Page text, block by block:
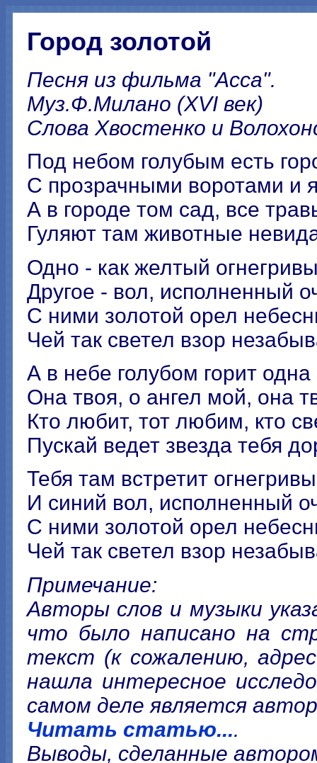
Город золотой
Песня из фильма "Асса".
Муз.Ф.Милано (XVI век)
Cлова Хвостенко и
Под небом голубым есть
С прозрачными воротами и
А в городе том сад, все
Гуляют там животные
Одно - как желтый
Другое - вол, исполненный
С ними золотой орел
Чей так светел взор
А в небе голубом горит одна
Она твоя, о ангел мой, она
Кто любит, тот любим, кто
Пускай ведет звезда тебя
Тебя там встретит
И синий вол, исполненный
С ними золотой орел
Чей так светел взор
Примечание:
Авторы слов и музыки
что было написано на
текст (к сожалению,
нашла интересное
самом деле является
Читать статью....
Выводы, сделанные